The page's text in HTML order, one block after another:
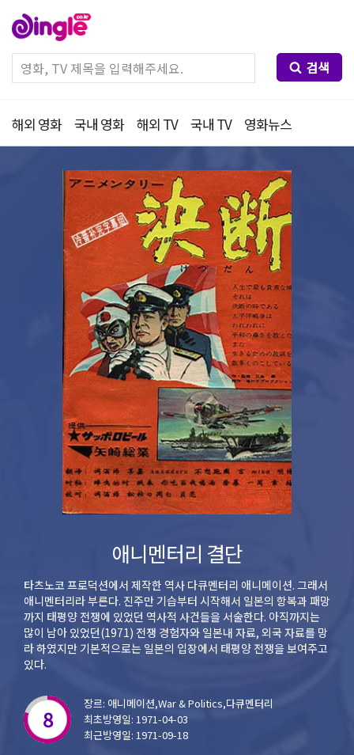
검색
해외 영화 국내 영화 해외 TV 국내 TV 영화뉴스
애니멘터리 결단
타츠노코 프로덕션에서 제작한 역사 다큐멘터리 애니메이션. 그래서
애니멘터리라 부른다. 진주만 기습부터 시작해서 일본의 항복과 패망
까지 태평양 전쟁에 있었던 역사적 사건들을 서술한다. 아직까지는
많이 남아 있었던(1971) 전쟁 경험자와 일본내 자료, 외국 자료를 망
라 하였지만 기본적으로는 일본의 입장에서 태평양 전쟁을 보여주고
있다.
8
장르: 애니메이션,War & Politics,다큐멘터리
최초방영일: 1971-04-03
최근방영일: 1971-09-18